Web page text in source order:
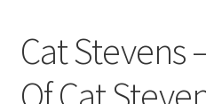
Contul meu
Blog
Cat Stevens